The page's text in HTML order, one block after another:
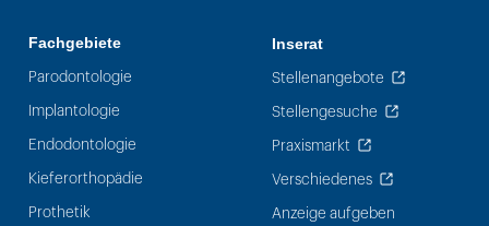
Fachgebiete
Parodontologie
Implantologie
Endodontologie
Kieferorthopädie
Prothetik
Inserat
Stellenangebote
Stellengesuche
Praxismarkt
Verschiedenes
Anzeige aufgeben